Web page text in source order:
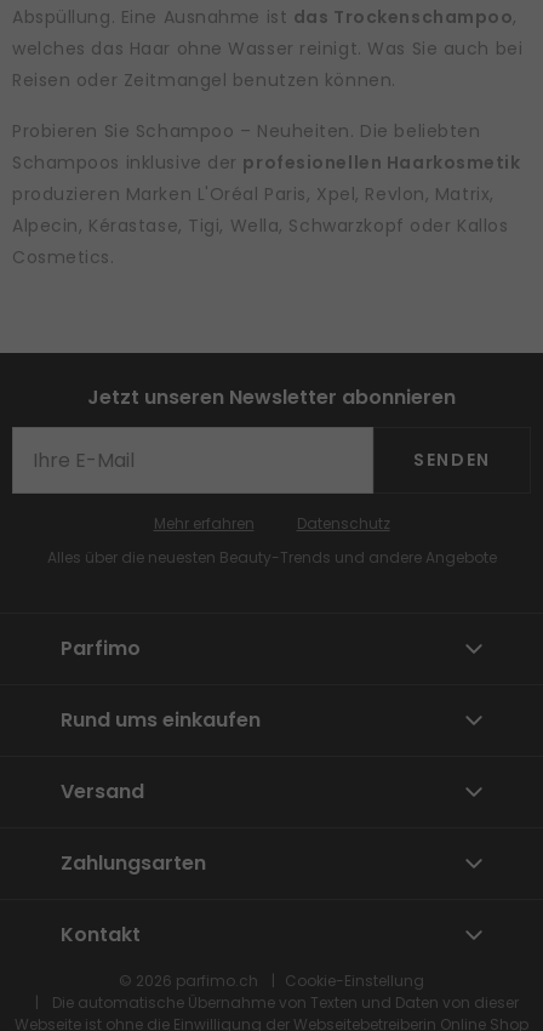
Abspüllung. Eine Ausnahme ist das Trockenschampoo,
welches das Haar ohne Wasser reinigt. Was Sie auch bei
Reisen oder Zeitmangel benutzen können.
Probieren Sie Schampoo – Neuheiten. Die beliebten
Schampoos inklusive der profesionellen Haarkosmetik
produzieren Marken L'Oréal Paris, Xpel, Revlon, Matrix,
Alpecin, Kérastase, Tigi, Wella, Schwarzkopf oder Kallos
Cosmetics.
Jetzt unseren Newsletter abonnieren
SENDEN
Alles über die neuesten Beauty-Trends und andere Angebote
Mehr erfahren Datenschutz
Parfimo
Rund ums einkaufen
Versand
Zahlungsarten
Kontakt
© 2026 parfimo.ch
Cookie-Einstellung
Die automatische Übernahme von Texten und Daten von dieser
Webseite ist ohne die Einwilligung der Webseitebetreiberin Online Shop